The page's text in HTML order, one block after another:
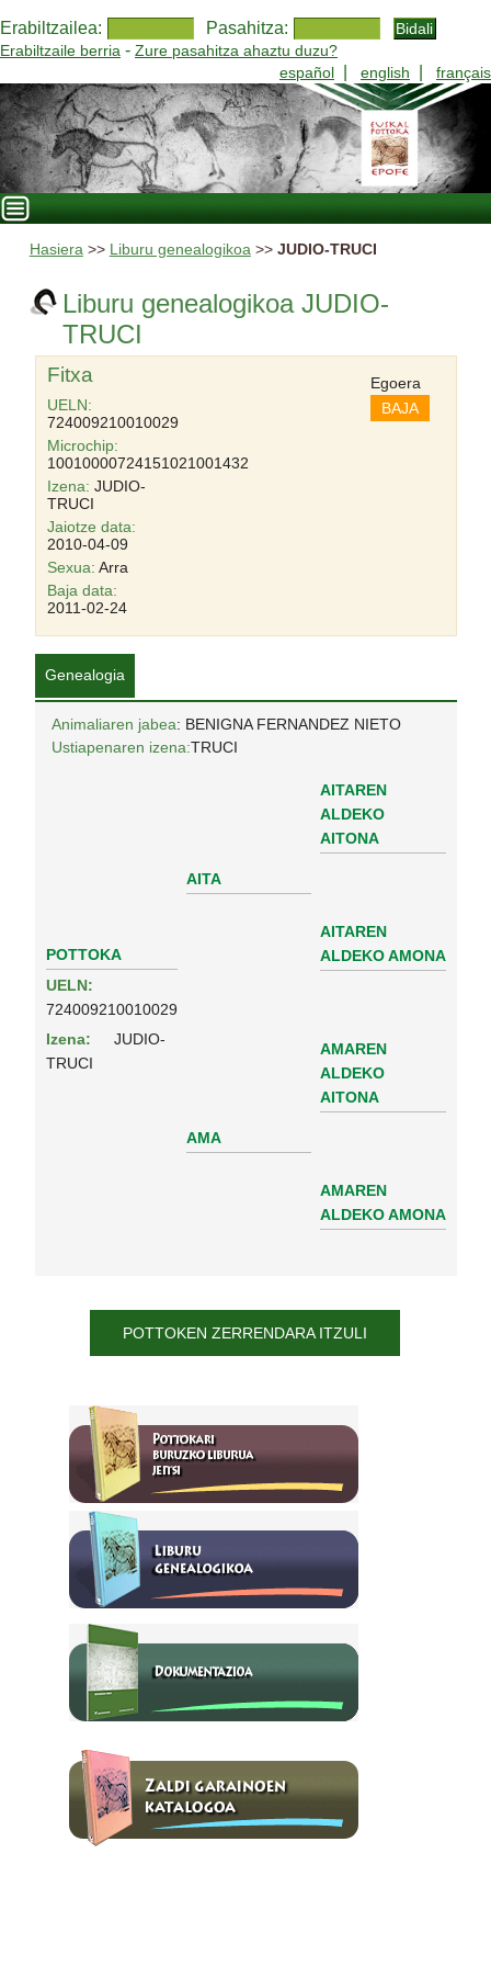
Erabiltzailea: Pasahitza:
Erabiltzaile berria - Zure pasahitza ahaztu duzu?
español
english français
Hasiera>> Liburu genealogikoa>> JUDIO-TRUCI
Liburu genealogikoa JUDIO-
TRUCI
Fitxa
UELN:
724009210010029
Microchip:
10010000724151021001432
Izena: JUDIO-
TRUCI
Jaiotze data:
2010-04-09
Sexua: Arra
Egoera
BAJA
Baja data:
2011-02-24
Genealogia
Animaliaren jabea: BENIGNA FERNANDEZ NIETO
Ustiapenaren izena:TRUCI
POTTOKA
UELN:
724009210010029
Izena:
JUDIO-
TRUCI
AITA
AITAREN
ALDEKO
AITONA
AITAREN
ALDEKO AMONA
AMA
AMAREN
ALDEKO
AITONA
AMAREN
ALDEKO AMONA
POTTOKEN ZERRENDARA ITZULI